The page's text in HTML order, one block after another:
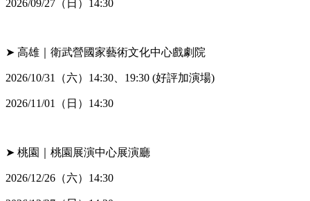
2026/09/27（日）14:30
➤ 高雄｜衛武營國家藝術文化中心戲劇院
2026/10/31（六）14:30、19:30 (好評加演場)
2026/11/01（日）14:30
➤ 桃園｜桃園展演中心展演廳
2026/12/26（六）14:30